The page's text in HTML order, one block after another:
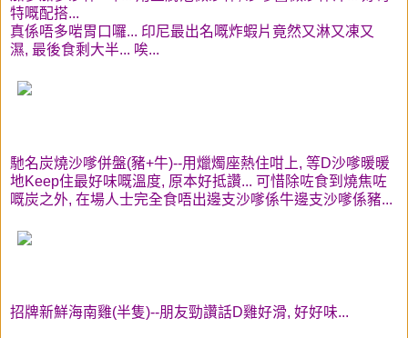
特嘅配搭...
真係唔多啱胃口囉... 印尼最出名嘅炸蝦片竟然又淋又凍又
濕, 最後食剩大半... 唉...
馳名炭燒沙嗲併盤(豬+牛)--用爉燭座熱住咁上, 等D沙嗲暖暖
地Keep住最好味嘅溫度, 原本好抵讚... 可惜除咗食到燒焦咗
嘅炭之外, 在場人士完全食唔出邊支沙嗲係牛邊支沙嗲係豬...
招牌新鮮海南雞(半隻)--朋友勁讚話D雞好滑, 好好味...